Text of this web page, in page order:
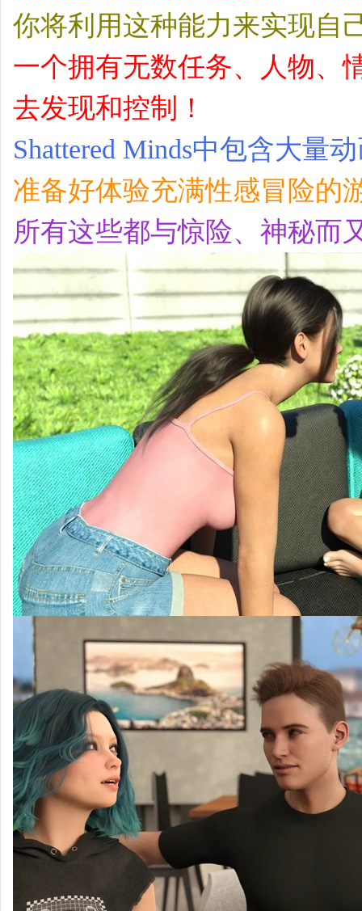
你将利用这种能力来实现自
一个拥有无数任务、人物、
去发现和控制！
Shattered Minds中包含大量
准备好体验充满性感冒险的
所有这些都与惊险、神秘而